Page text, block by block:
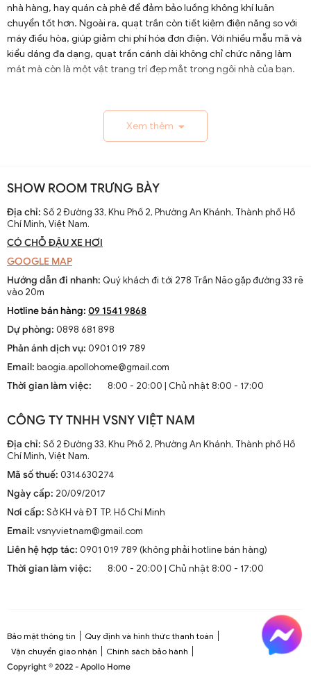
nhà hàng, hay quán cà phê để đảm bảo luồng không khí luân
chuyển tốt hơn. Ngoài ra, quạt trần còn tiết kiệm điện năng so với
máy điều hòa, giúp giảm chi phí hóa đơn điện. Với nhiều mẫu mã và
kiểu dáng đa dạng, quạt trần cánh dài không chỉ chức năng làm
mát mà còn là một vật trang trí đẹp mắt trong ngôi nhà của bạn.
1.1. Lịch Sử và Sự Phát Triển
pháp thông gió hiệu quả ở các khu vực nhiệt đới. Ban đầu
được làm thủ công và chạy bằng điện từ pin, chúng
nhanh chóng phát triển với sự tiến bộ của công nghệ
điện.
Sự thay đổi và cải tiến qua các thập kỷ
tiến với thiết kế hiện đại, động cơ mạnh mẽ và khả năng
cứu để nâng cao hiệu suất và thẩm mỹ của sản phẩm.
Xu hướng hiện tại trên thị trường
Hiện nay, quạt trần cánh dài không chỉ là thiết bị làm mát
sống. Chúng kết hợp công nghệ tiên tiến như điều khiển
1.2. Cấu Tạo và Nguyên Lý Hoạt Động
Cấu trúc tổng thể của quạt trần cánh dài
cơ, cánh quạt, bộ điều khiển và thân quạt. Các cánh quạt
được chế tạo từ chất liệu như gỗ, kim loại hoặc
composite để đảm bảo độ bền và hiệu suất.
Nguyên lý hoạt động cơ bản
Động cơ điện làm quay các cánh quạt, tạo ra dòng không
khí tuần hoàn trong không gian phòng.
Công nghệ tiên tiến tích hợp
Xem thêm
SHOW ROOM TRƯNG BÀY
Địa chỉ: Số 2 Đường 33, Khu Phố 2, Phường An Khánh, Thành phố Hồ
Chí Minh, Việt Nam.
CÓ CHỖ ĐẬU XE HƠI
GOOGLE MAP
Hướng dẫn đi nhanh: Quý khách đi tới 278 Trần Não gặp đường 33 rẽ
vào 20m
Hotline bán hàng: 09 1541 9868
Dự phòng: 0898 681 898
Phản ánh dịch vụ: 0901 019 789
Email: baogia.apollohome@gmail.com
Thời gian làm việc:
8:00 - 20:00 | Chủ nhật 8:00 - 17:00
CÔNG TY TNHH VSNY VIỆT NAM
Địa chỉ: Số 2 Đường 33, Khu Phố 2, Phường An Khánh, Thành phố Hồ
Chí Minh, Việt Nam.
Mã số thuế: 0314630274
Ngày cấp: 20/09/2017
Nơi cấp: Sở KH và ĐT TP. Hồ Chí Minh
Email: vsnyvietnam@gmail.com
Liên hệ hợp tác: 0901 019 789 (không phải hotline bán hàng)
Thời gian làm việc:
8:00 - 20:00 | Chủ nhật 8:00 - 17:00
Bảo mật thông tin
Quy định và hình thức thanh toán
Vận chuyển giao nhận
Chính sách bảo hành
Copyright © 2022 - Apollo Home